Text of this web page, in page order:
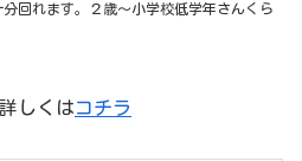
回れます。２歳〜小学校低学年さんくら
しくはコチラ